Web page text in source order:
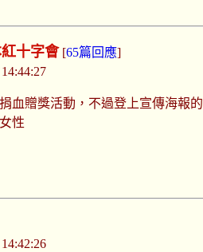
十字會[65篇回應]
血贈獎活動，不過登上宣傳海報
性